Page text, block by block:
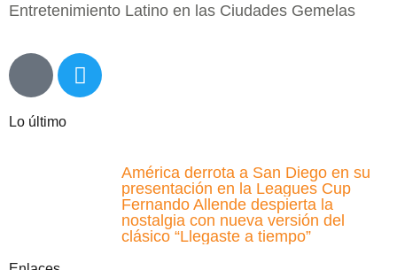
Entretenimiento Latino en las Ciudades Gemelas
Lo último
América derrota a San Diego en su
presentación en la Leagues Cup
Fernando Allende despierta la
nostalgia con nueva versión del
clásico “Llegaste a tiempo”